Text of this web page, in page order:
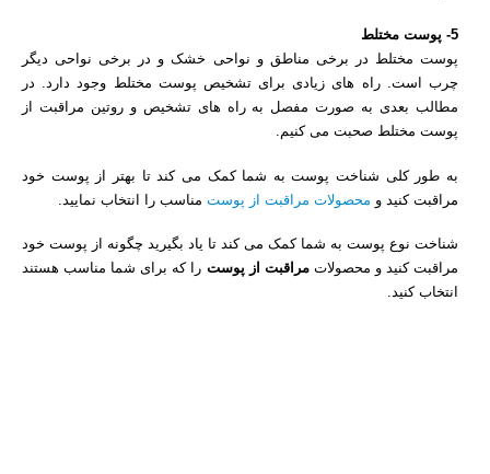
5- پوست مختلط
پوست مختلط در برخی مناطق و نواحی خشک و در برخی نواحی دیگر
چرب است. راه های زیادی برای تشخیص پوست مختلط وجود دارد. در
مطالب بعدی به صورت مفصل به راه های تشخیص و روتین مراقبت از
پوست مختلط صحبت می کنیم.
به طور کلی شناخت پوست به شما کمک می کند تا بهتر از پوست خود
مراقبت کنید و محصولات مراقبت از پوست مناسب را انتخاب نمایید.
شناخت نوع پوست به شما کمک می کند تا یاد بگیرید چگونه از پوست خود
مراقبت کنید و محصولاتمراقبت از پوست را که برای شما مناسب هستند
انتخاب کنید.